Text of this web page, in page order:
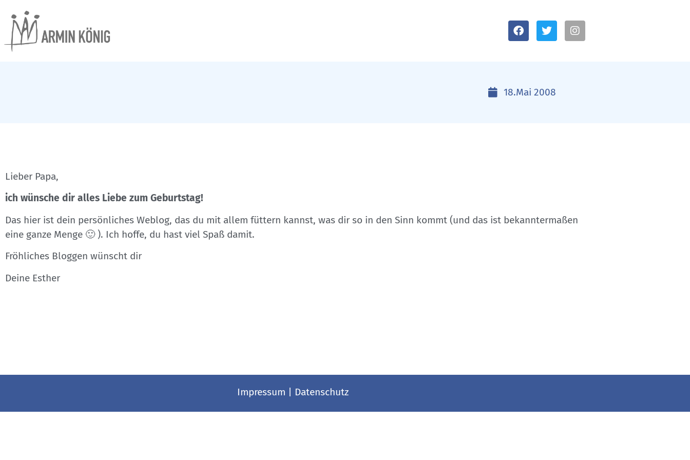
18.Mai 2008
Lieber Papa,
ich wünsche dir alles Liebe zum Geburtstag!
Das hier ist dein persönliches Weblog, das du mit allem füttern kannst, was dir so in den Sinn kommt (und das ist bekanntermaßen
eine ganze Menge 🙂 ). Ich hoffe, du hast viel Spaß damit.
Fröhliches Bloggen wünscht dir
Deine Esther
Impressum Datenschutz